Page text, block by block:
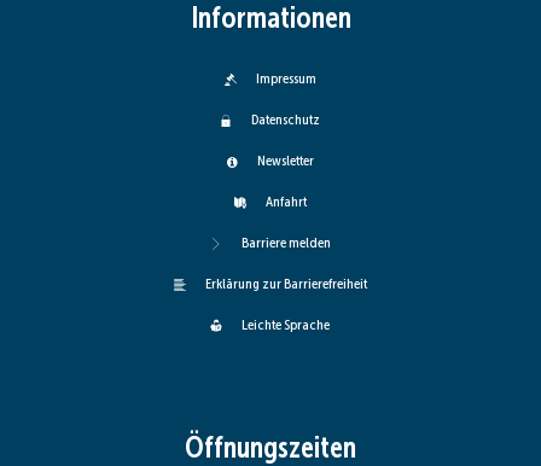
Informationen
Impressum
Datenschutz
Newsletter
Anfahrt
Barriere melden
Erklärung zur Barrierefreiheit
Leichte Sprache
Öffnungszeiten